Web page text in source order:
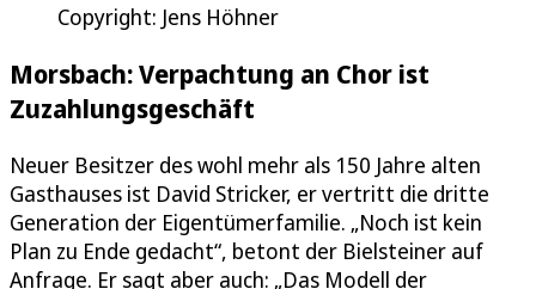
Copyright: Jens Höhner
Morsbach: Verpachtung an Chor ist
Zuzahlungsgeschäft
Neuer Besitzer des wohl mehr als 150 Jahre alten
Gasthauses ist David Stricker, er vertritt die dritte
Generation der Eigentümerfamilie. „Noch ist kein
Plan zu Ende gedacht“, betont der Bielsteiner auf
Anfrage. Er sagt aber auch: „Das Modell der